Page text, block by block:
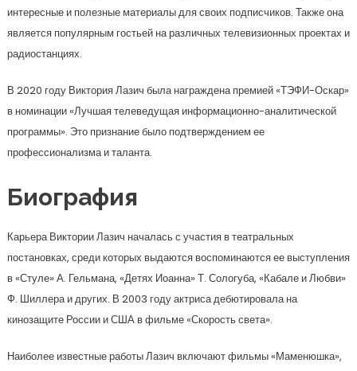
интересные и полезные материалы для своих подписчиков. Также она
является популярным гостьей на различных телевизионных проектах и
радиостанциях.
В 2020 году Виктория Лазич была награждена премией «ТЭФИ-Оскар»
в номинации «Лучшая телеведущая информационно-аналитической
программы». Это признание было подтверждением ее
профессионализма и таланта.
Биография
Карьера Виктории Лазич началась с участия в театральных
постановках, среди которых выдаются воспоминаются ее выступления
в «Стуле» А. Гельмана, «Детях Иоанна» Т. Сологуба, «Кабале и Любви»
Ф. Шиллера и других. В 2003 году актриса дебютировала на
кинозащите России и США в фильме «Скорость света».
Наиболее известные работы Лазич включают фильмы «Маменюшка»,